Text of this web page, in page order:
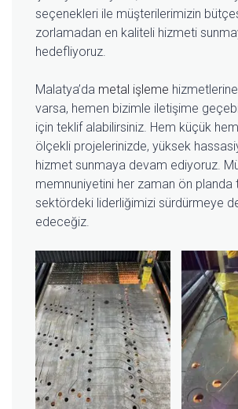
seçenekleri ile müşterilerimizin
zorlamadan en kaliteli hizmeti
hedefliyoruz.
Malatya’da metal işleme hizmetlerine
varsa, hemen bizimle iletişime
için teklif alabilirsiniz. Hem küçük
ölçekli projelerinizde, yüksek
hizmet sunmaya devam ediyoruz.
memnuniyetini her zaman ön planda
sektördeki liderliğimizi sürdürmeye
edeceğiz.